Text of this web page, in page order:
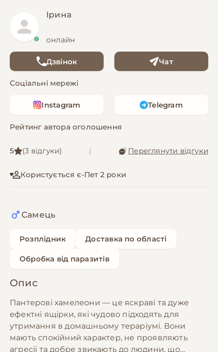
Ірина
онлайн
Дзвінок Чат
Соціальні мережі
Instagram Telegram
Рейтинг автора оголошення
5 (3 відгуки) Переглянути відгуки
Користується є-Пет 2 роки
Самець
Розплідник Доставка по області
Обробка від паразитів
Опис
Пантерові хамелеони — це яскраві та дуже
ефектні ящірки, які чудово підходять для
утримання в домашньому тераріумі. Вони
мають спокійний характер, не проявляють
агресії та добре звикають до людини, що